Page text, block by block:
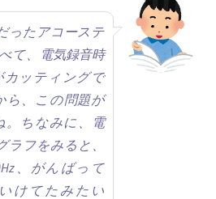
ったアコーステ
て、電気録音時
カッティングで
ら、この問題が
。ちなみに、電
ラフをみると、
、がんばって
けてたみたい